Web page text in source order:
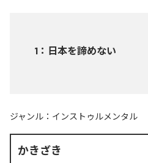
1 ： 日本を諦めない
ジャンル： インストゥルメンタル
かきざき